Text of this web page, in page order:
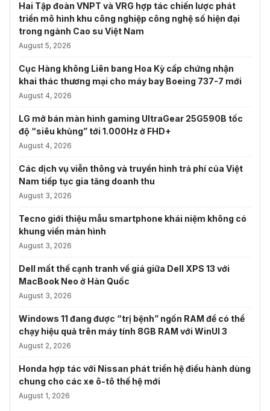
Hai Tập đoàn VNPT và VRG hợp tác chiến lược phát
triển mô hình khu công nghiệp công nghệ số hiện đại
trong ngành Cao su Việt Nam
August 5, 2026
Cục Hàng không Liên bang Hoa Kỳ cấp chứng nhận
khai thác thương mại cho máy bay Boeing 737-7 mới
August 4, 2026
LG mở bán màn hình gaming UltraGear 25G590B tốc
độ “siêu khủng” tới 1.000Hz ở FHD+
August 4, 2026
Các dịch vụ viễn thông và truyền hình trả phí của Việt
Nam tiếp tục gia tăng doanh thu
August 3, 2026
Tecno giới thiệu mẫu smartphone khái niệm không có
khung viền màn hình
August 3, 2026
Dell mất thế cạnh tranh về giá giữa Dell XPS 13 với
MacBook Neo ở Hàn Quốc
August 3, 2026
Windows 11 đang được “trị bệnh” ngốn RAM để có thể
chạy hiệu quả trên máy tính 8GB RAM với WinUI 3
August 2, 2026
Honda hợp tác với Nissan phát triển hệ điều hành dùng
chung cho các xe ô-tô thế hệ mới
August 1, 2026